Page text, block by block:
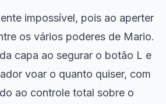
impossível, pois ao aperter
os vários poderes de Mario.
capa ao segurar o botão L e
voar o quanto quiser, com
ao controle total sobre o